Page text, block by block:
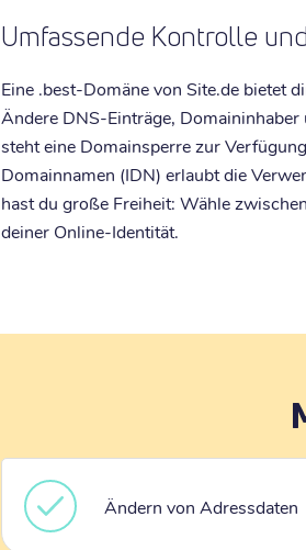
Umfassende Kontrolle
Eine .best-Domäne von Site.de bietet
Ändere DNS-Einträge,
steht eine Domainsperre zur
Domainnamen (IDN) erlaubt die
hast du große Freiheit: Wähle
deiner Online-Identität.
Ändern von Adressdaten